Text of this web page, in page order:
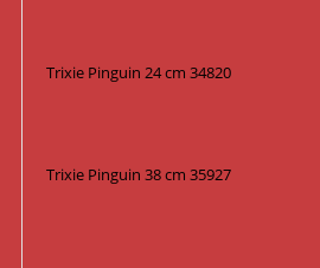
Trixie Pinguin 24 cm 34820
Trixie Pinguin 38 cm 35927